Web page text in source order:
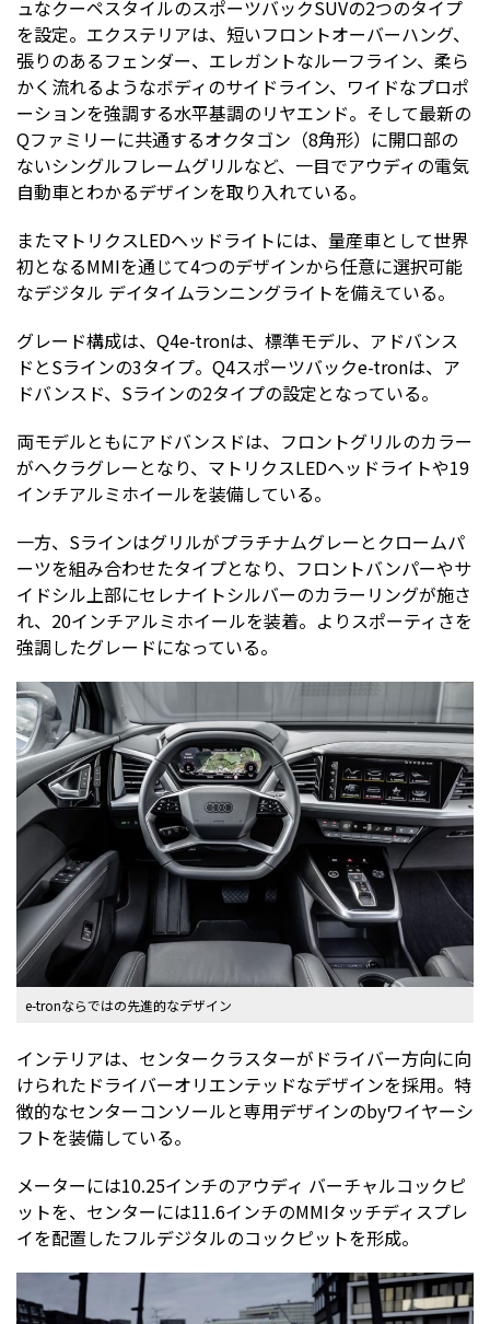
ュなクーペスタイルのスポーツバックSUVの2つのタイプ
を設定。エクステリアは、短いフロントオーバーハング、
張りのあるフェンダー、エレガントなルーフライン、柔ら
かく流れるようなボディのサイドライン、ワイドなプロポ
ーションを強調する水平基調のリヤエンド。そして最新の
Qファミリーに共通するオクタゴン（8角形）に開口部の
ないシングルフレームグリルなど、一目でアウディの電気
自動車とわかるデザインを取り入れている。
またマトリクスLEDヘッドライトには、量産車として世界
初となるMMIを通じて4つのデザインから任意に選択可能
なデジタル デイタイムランニングライトを備えている。
グレード構成は、Q4e-tronは、標準モデル、アドバンス
ドとSラインの3タイプ。Q4スポーツバックe-tronは、ア
ドバンスド、Sラインの2タイプの設定となっている。
両モデルともにアドバンスドは、フロントグリルのカラー
がヘクラグレーとなり、マトリクスLEDヘッドライトや19
インチアルミホイールを装備している。
一方、Sラインはグリルがプラチナムグレーとクロームパ
ーツを組み合わせたタイプとなり、フロントバンパーやサ
イドシル上部にセレナイトシルバーのカラーリングが施さ
れ、20インチアルミホイールを装着。よりスポーティさを
強調したグレードになっている。
e-tronならではの先進的なデザイン
インテリアは、センタークラスターがドライバー方向に向
けられたドライバーオリエンテッドなデザインを採用。特
徴的なセンターコンソールと専用デザインのbyワイヤーシ
フトを装備している。
メーターには10.25インチのアウディ バーチャルコックピ
ットを、センターには11.6インチのMMIタッチディスプレ
イを配置したフルデジタルのコックピットを形成。